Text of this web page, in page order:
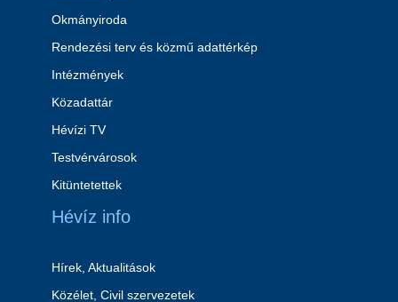
Okmányiroda
Rendezési terv és közmű adattérkép
Intézmények
Közadattár
Hévízi TV
Testvérvárosok
Kitüntetettek
Hévíz info
Hírek, Aktualitások
Közélet, Civil szervezetek